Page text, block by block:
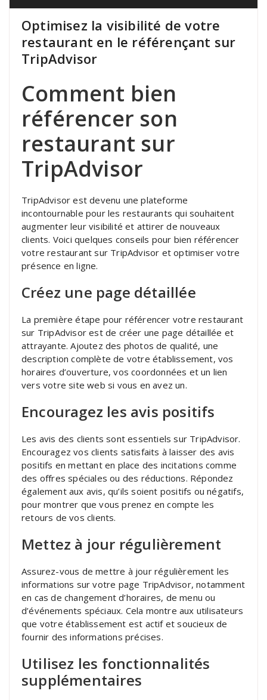
Optimisez la visibilité de votre
restaurant en le référençant sur
TripAdvisor
Comment bien
référencer son
restaurant sur
TripAdvisor
TripAdvisor est devenu une plateforme
incontournable pour les restaurants qui souhaitent
augmenter leur visibilité et attirer de nouveaux
clients. Voici quelques conseils pour bien référencer
votre restaurant sur TripAdvisor et optimiser votre
présence en ligne.
Créez une page détaillée
La première étape pour référencer votre restaurant
sur TripAdvisor est de créer une page détaillée et
attrayante. Ajoutez des photos de qualité, une
description complète de votre établissement, vos
horaires d’ouverture, vos coordonnées et un lien
vers votre site web si vous en avez un.
Encouragez les avis positifs
Les avis des clients sont essentiels sur TripAdvisor.
Encouragez vos clients satisfaits à laisser des avis
positifs en mettant en place des incitations comme
des offres spéciales ou des réductions. Répondez
également aux avis, qu’ils soient positifs ou négatifs,
pour montrer que vous prenez en compte les
retours de vos clients.
Mettez à jour régulièrement
Assurez-vous de mettre à jour régulièrement les
informations sur votre page TripAdvisor, notamment
en cas de changement d’horaires, de menu ou
d’événements spéciaux. Cela montre aux utilisateurs
que votre établissement est actif et soucieux de
fournir des informations précises.
Utilisez les fonctionnalités
supplémentaires